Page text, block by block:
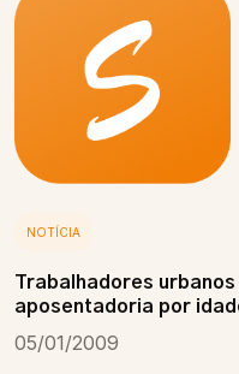
NOTÍCIA
Trabalhadores
aposentadoria por
05/01/2009